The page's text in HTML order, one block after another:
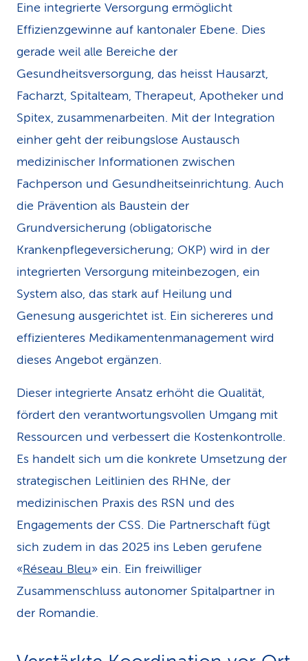
Eine integrierte Versorgung ermöglicht
Effizienzgewinne auf kantonaler Ebene. Dies
gerade weil alle Bereiche der
Gesundheitsversorgung, das heisst Hausarzt,
Facharzt, Spitalteam, Therapeut, Apotheker und
Spitex, zusammenarbeiten. Mit der Integration
einher geht der reibungslose Austausch
medizinischer Informationen zwischen
Fachperson und Gesundheitseinrichtung. Auch
die Prävention als Baustein der
Grundversicherung (obligatorische
Krankenpflegeversicherung; OKP) wird in der
integrierten Versorgung miteinbezogen, ein
System also, das stark auf Heilung und
Genesung ausgerichtet ist. Ein sichereres und
effizienteres Medikamentenmanagement wird
dieses Angebot ergänzen.
Dieser integrierte Ansatz erhöht die Qualität,
fördert den verantwortungsvollen Umgang mit
Ressourcen und verbessert die Kostenkontrolle.
Es handelt sich um die konkrete Umsetzung der
strategischen Leitlinien des RHNe, der
medizinischen Praxis des RSN und des
Engagements der CSS. Die Partnerschaft fügt
sich zudem in das 2025 ins Leben gerufene
«Réseau Bleu» ein. Ein freiwilliger
Zusammenschluss autonomer Spitalpartner in
der Romandie.